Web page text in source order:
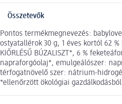
Összetevők
Pontos termékmegnevezés:
ostyatallérok 30 g, 1 éves kortól 62 %
KIŐRLÉSŰ BÚZALISZT*, 6 %
napraforgóolaj*, emulgeálószer:
térfogatnövelő szer: nátrium-
*ellenőrzött ökológiai